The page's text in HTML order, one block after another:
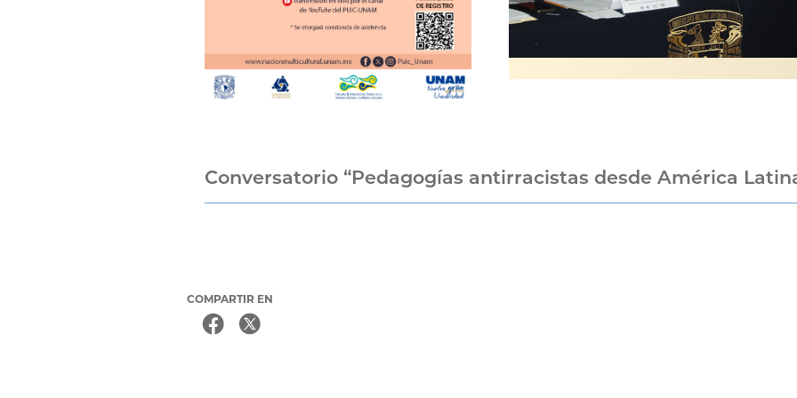
Conversatorio “Pedagogías antirracistas desde América
COMPARTIR EN